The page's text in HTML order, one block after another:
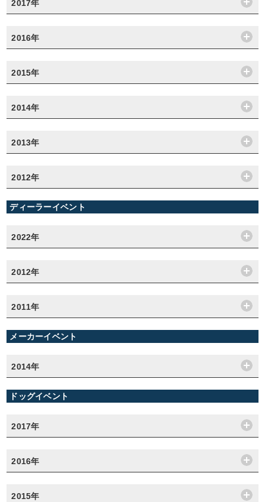
2017年
2016年
2015年
2014年
2013年
2012年
ディーラーイベント
2022年
2012年
2011年
メーカーイベント
2014年
ドッグイベント
2017年
2016年
2015年